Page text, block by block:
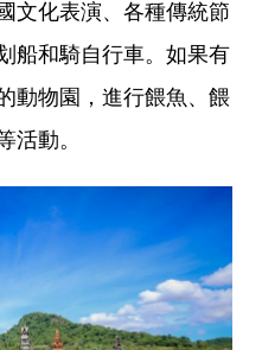
文化表演、各種傳統節
船和騎自行車。如果有
動物園，進行餵魚、餵
動。